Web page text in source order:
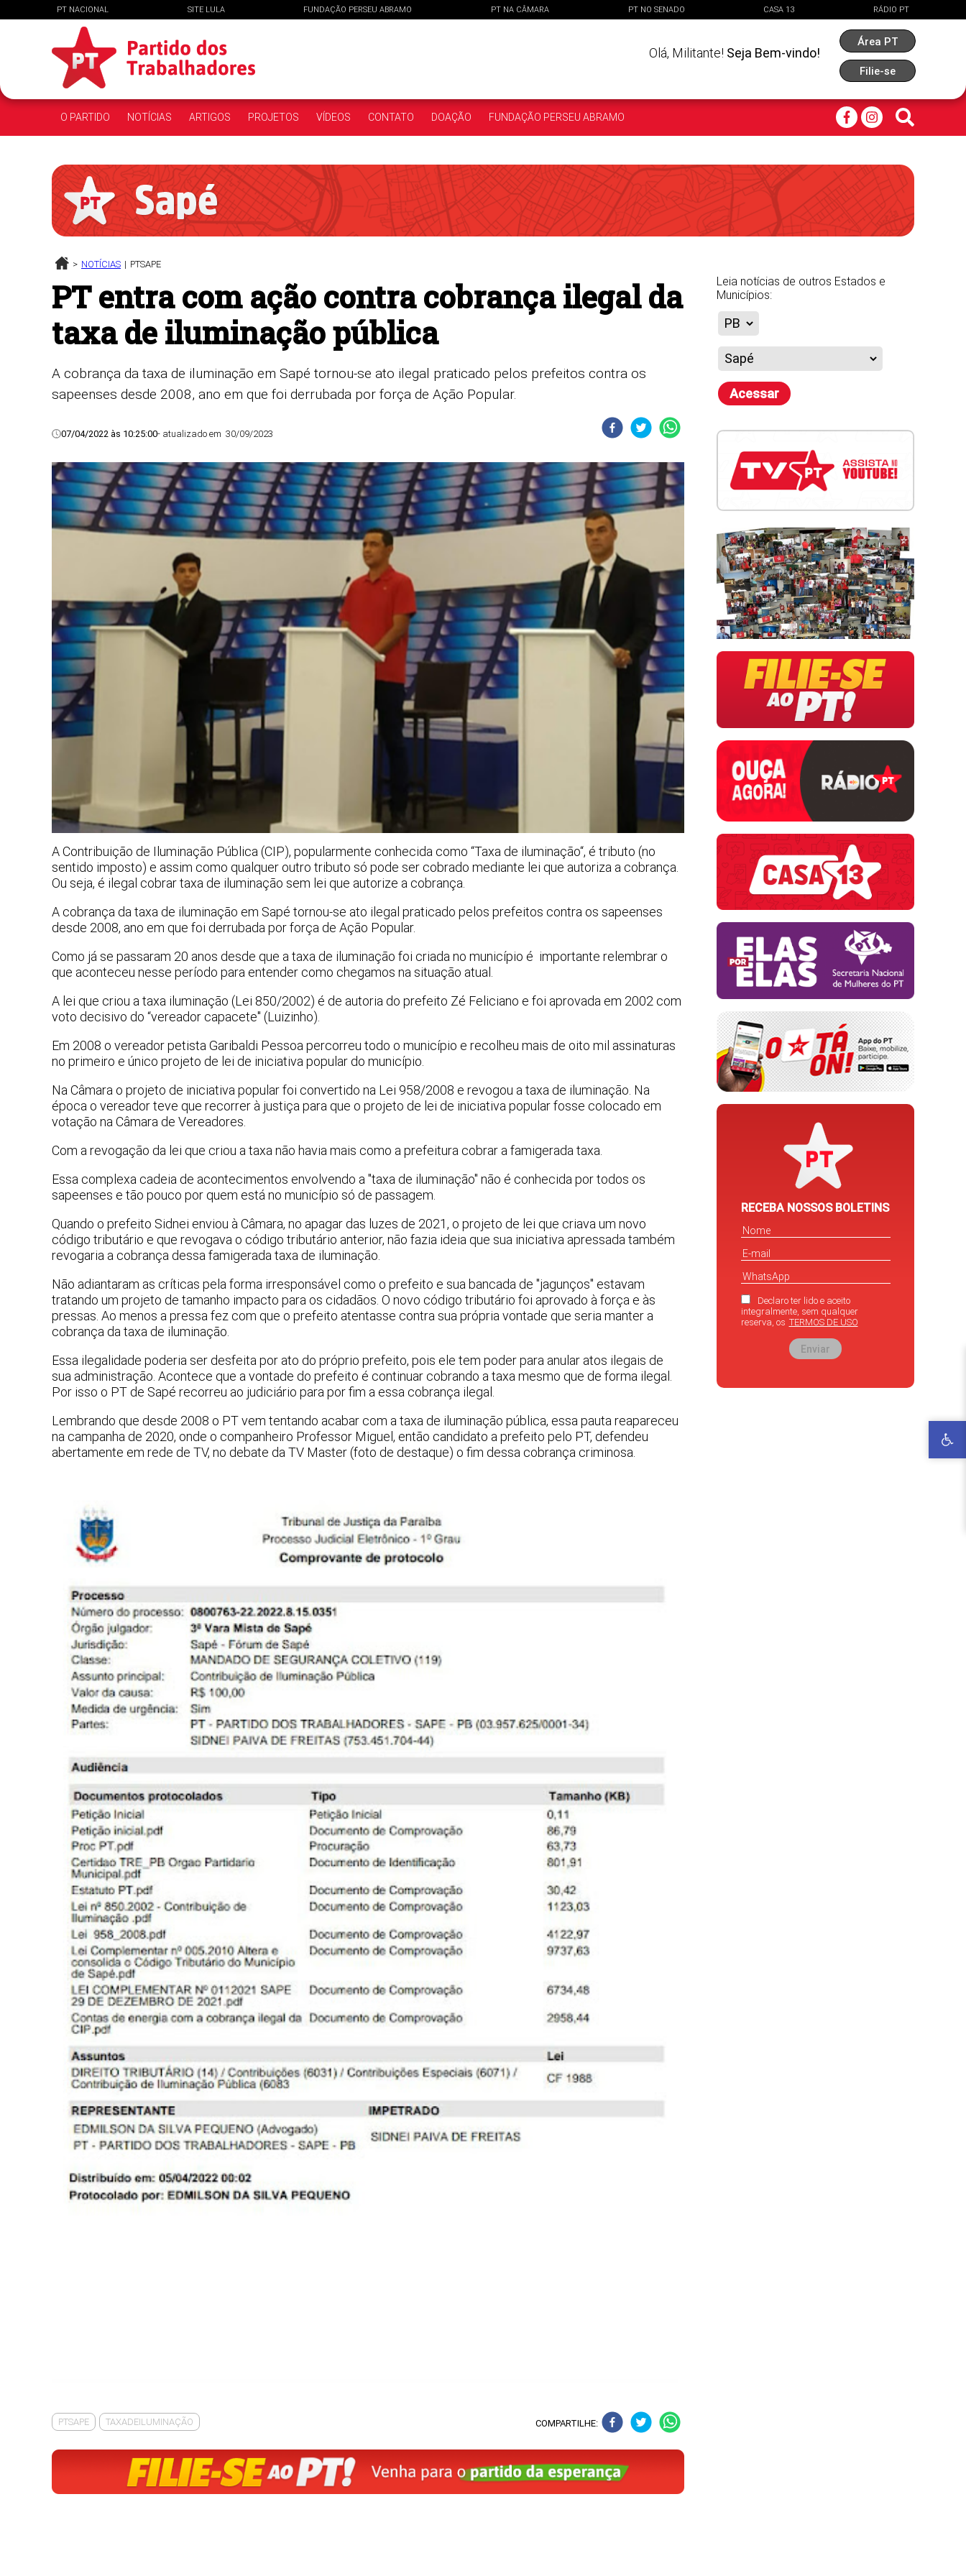
PT NACIONAL SITE LULA FUNDAÇÃO PERSEU ABRAMO PT NA CÂMARA PT NO SENADO CASA 13 RÁDIO PT
Olá, Militante! Seja Bem-vindo!
Área PT
Filie-se
O PARTIDO NOTÍCIAS ARTIGOS PROJETOS VÍDEOS CONTATO DOAÇÃO FUNDAÇÃO PERSEU ABRAMO
> NOTÍCIAS | PTSAPE
PT entra com ação contra cobrança ilegal da
taxa de iluminação pública
A cobrança da taxa de iluminação em Sapé tornou-se ato ilegal praticado pelos prefeitos contra os
sapeenses desde 2008, ano em que foi derrubada por força de Ação Popular.
07/04/2022 às 10:25:00- atualizado em 30/09/2023
A Contribuição de Iluminação Pública (CIP), popularmente conhecida como “Taxa de iluminação“, é tributo (no
sentido imposto) e assim como qualquer outro tributo só pode ser cobrado mediante lei que autoriza a cobrança.
Ou seja, é ilegal cobrar taxa de iluminação sem lei que autorize a cobrança.
A cobrança da taxa de iluminação em Sapé tornou-se ato ilegal praticado pelos prefeitos contra os sapeenses
desde 2008, ano em que foi derrubada por força de Ação Popular.
Como já se passaram 20 anos desde que a taxa de iluminação foi criada no município é importante relembrar o
que aconteceu nesse período para entender como chegamos na situação atual.
A lei que criou a taxa iluminação (Lei 850/2002) é de autoria do prefeito Zé Feliciano e foi aprovada em 2002 com
voto decisivo do “vereador capacete" (Luizinho).
Em 2008 o vereador petista Garibaldi Pessoa percorreu todo o município e recolheu mais de oito mil assinaturas
no primeiro e único projeto de lei de iniciativa popular do município.
Na Câmara o projeto de iniciativa popular foi convertido na Lei 958/2008 e revogou a taxa de iluminação. Na
época o vereador teve que recorrer à justiça para que o projeto de lei de iniciativa popular fosse colocado em
votação na Câmara de Vereadores.
Com a revogação da lei que criou a taxa não havia mais como a prefeitura cobrar a famigerada taxa.
Essa complexa cadeia de acontecimentos envolvendo a "taxa de iluminação" não é conhecida por todos os
sapeenses e tão pouco por quem está no município só de passagem.
Quando o prefeito Sidnei enviou à Câmara, no apagar das luzes de 2021, o projeto de lei que criava um novo
código tributário e que revogava o código tributário anterior, não fazia ideia que sua iniciativa apressada também
revogaria a cobrança dessa famigerada taxa de iluminação.
Não adiantaram as críticas pela forma irresponsável como o prefeito e sua bancada de "jagunços" estavam
tratando um projeto de tamanho impacto para os cidadãos. O novo código tributário foi aprovado à força e às
pressas. Ao menos a pressa fez com que o prefeito atentasse contra sua própria vontade que seria manter a
cobrança da taxa de iluminação.
Essa ilegalidade poderia ser desfeita por ato do próprio prefeito, pois ele tem poder para anular atos ilegais de
sua administração. Acontece que a vontade do prefeito é continuar cobrando a taxa mesmo que de forma ilegal.
Por isso o PT de Sapé recorreu ao judiciário para por fim a essa cobrança ilegal.
Lembrando que desde 2008 o PT vem tentando acabar com a taxa de iluminação pública, essa pauta reapareceu
na campanha de 2020, onde o companheiro Professor Miguel, então candidato a prefeito pelo PT, defendeu
abertamente em rede de TV, no debate da TV Master (foto de destaque) o fim dessa cobrança criminosa.
PTSAPE TAXADEILUMINAÇÃO COMPARTILHE:
Leia notícias de outros Estados e
Municípios:
Acessar
RECEBA NOSSOS BOLETINS
Declaro ter lido e aceito
integralmente, sem qualquer
reserva, os TERMOS DE USO
Enviar